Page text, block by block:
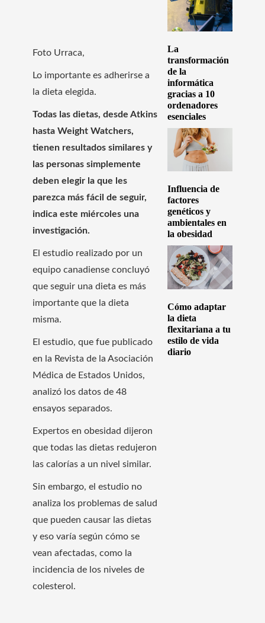
Foto Urraca,
Lo importante es adherirse a
la dieta elegida.
Todas las dietas, desde Atkins
hasta Weight Watchers,
tienen resultados similares y
las personas simplemente
deben elegir la que les
parezca más fácil de seguir,
indica este miércoles una
investigación.
El estudio realizado por un
equipo canadiense concluyó
que seguir una dieta es más
importante que la dieta
misma.
El estudio, que fue publicado
en la Revista de la Asociación
Médica de Estados Unidos,
analizó los datos de 48
ensayos separados.
Expertos en obesidad dijeron
que todas las dietas redujeron
las calorías a un nivel similar.
Sin embargo, el estudio no
analiza los problemas de salud
que pueden causar las dietas
y eso varía según cómo se
vean afectadas, como la
incidencia de los niveles de
colesterol.
La
transformación
de la
informática
gracias a 10
ordenadores
esenciales
Influencia de
factores
genéticos y
ambientales en
la obesidad
Cómo adaptar
la dieta
flexitariana a tu
estilo de vida
diario